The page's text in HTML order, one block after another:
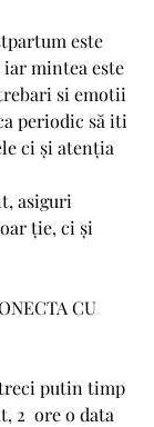
este
mintea este
si emotii
periodic să iti
ci și atenția
asiguri
ție, ci și
CU
putin timp
2  ore o data